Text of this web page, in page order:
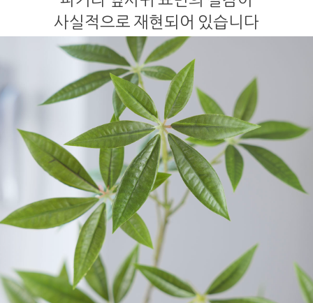
사실적으로 재현되어 있습니다